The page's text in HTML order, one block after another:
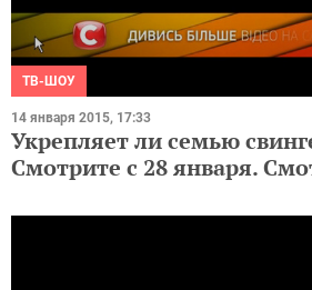
ТВ-ШОУ
14 января 2015, 17:33
Укрепляет ли семью
Смотрите с 28 января.